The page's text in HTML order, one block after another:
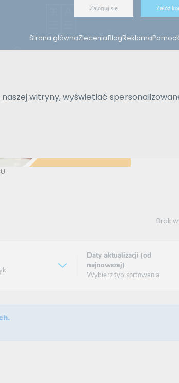
witryny, wyświetlać
Zaloguj się Załóż
Strona głównaZleceniaBlogReklamaPomoc
Brak
Daty aktualizacji (od
najnowszej)
Wybierz typ sortowania